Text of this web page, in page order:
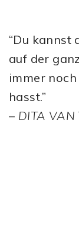
“Du
auf der
immer
hasst.”
– DITA VAN